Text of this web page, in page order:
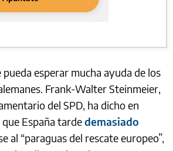
pueda esperar mucha ayuda de los
Frank-Walter Steinmeier,
del SPD, ha dicho en
España tardedemasiado
al “paraguas del rescate europeo”,